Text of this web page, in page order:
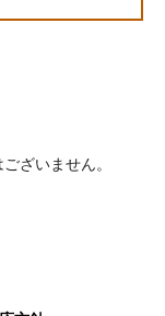
ざいません。